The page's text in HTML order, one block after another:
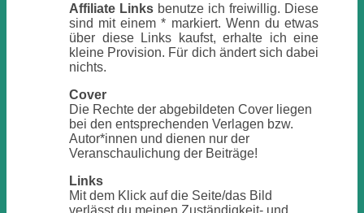
Affiliate Links benutze ich freiwillig. Diese
sind mit einem * markiert. Wenn du etwas
über diese Links kaufst, erhalte ich eine
kleine Provision. Für dich ändert sich dabei
nichts.
Cover
Die Rechte der abgebildeten Cover liegen
bei den entsprechenden Verlagen bzw.
Autor*innen und dienen nur der
Veranschaulichung der Beiträge!
Links
Mit dem Klick auf die Seite/das Bild
verlässt du meinen Zuständigkeit- und